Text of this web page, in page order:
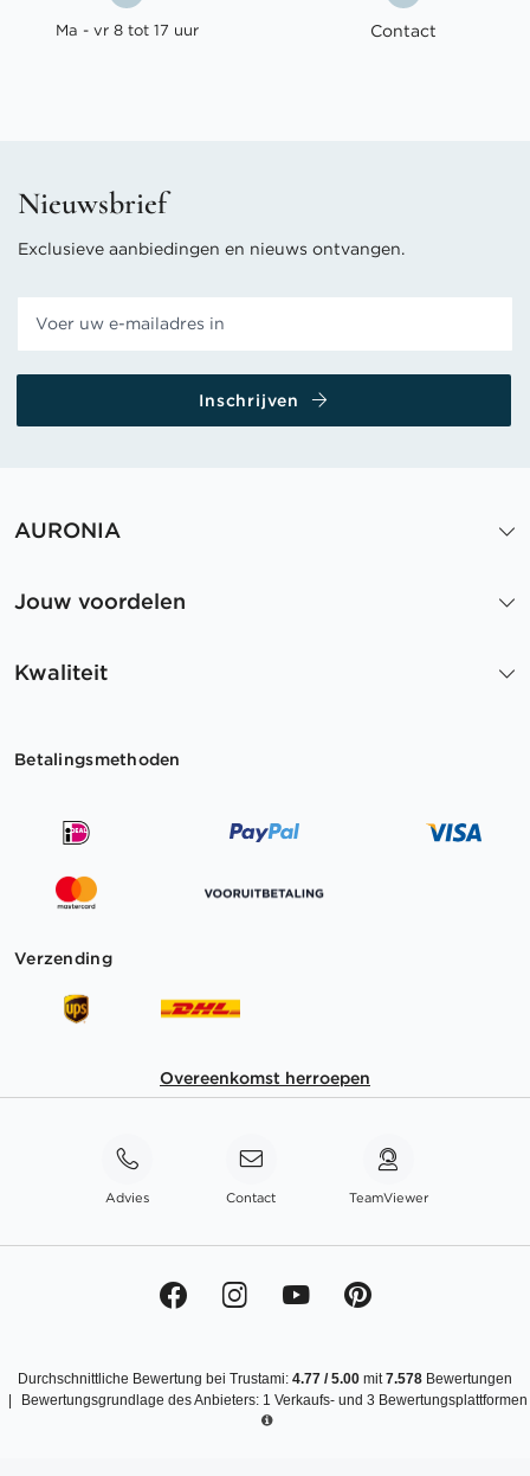
Ma - vr 8 tot 17 uur Contact
Nieuwsbrief
Exclusieve aanbiedingen en nieuws ontvangen.
Inschrijven
AURONIA
Jouw voordelen
Kwaliteit
Betalingsmethoden
Verzending
Overeenkomst herroepen
Advies Contact TeamViewer
Durchschnittliche Bewertung bei Trustami: 4.77 /5.00 mit7.578 Bewertungen
Bewertungsgrundlage des Anbieters: 1 Verkaufs- und 3 Bewertungsplattformen